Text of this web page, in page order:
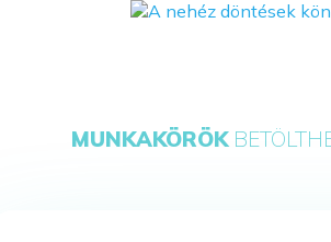
MUNKAKÖRÖK